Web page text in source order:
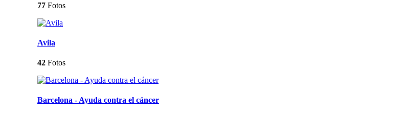
77 Fotos
Avila
42 Fotos
Barcelona - Ayuda contra el cáncer